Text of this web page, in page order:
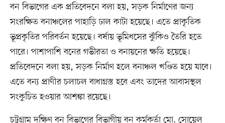
বন বিভাগের এক প্রতিবেদনে বলা হয়, সড়ক নির্মাণের জন্য
সংরক্ষিত বনাঞ্চলের পাহাড়ি ঢাল কাটা হয়েছে। এতে প্রাকৃতিক
ভূপ্রকৃতির পরিবর্তন হয়েছে। বর্ষায় ভূমিধসের ঝুঁকিও তৈরি হতে
পারে। পাশাপাশি বনের গভীরতা ও বনায়নের ক্ষতি হয়েছে।
প্রতিবেদনে বলা হয়, সড়ক নির্মাণ হলে বনাঞ্চল খণ্ডিত হয়ে যাবে।
এতে বন্য প্রাণীর চলাচল বাধাগ্রস্ত হবে এবং তাদের আবাসস্থল
সংকুচিত হওয়ার আশঙ্কা রয়েছে।
চট্টগ্রাম দক্ষিণ বন বিভাগের বিভাগীয় বন কর্মকর্তা মো. সোয়েল